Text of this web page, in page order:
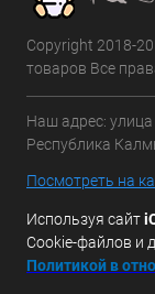
Copyright 2018-
товаров Все
Наш адрес:
Республика
Посмотреть на
Используя сайт
Cookie-файлов и
Политикой в